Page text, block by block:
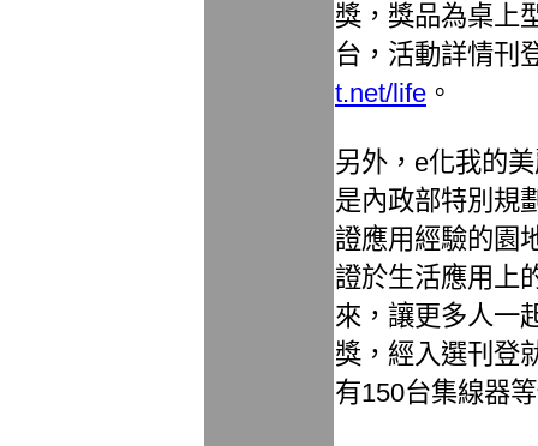
獎，獎品為桌上
台，活動詳情刊
t.net/life 。
另外，e化我的
是內政部特別規
證應用經驗的園
證於生活應用上
來，讓更多人一
獎，經入選刊登
有150台集線器